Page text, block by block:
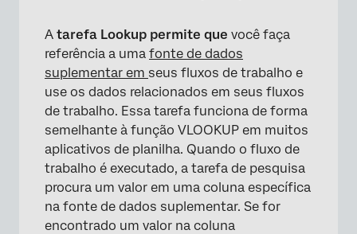
A tarefa Lookup permite que você faça
referência a uma fonte de dados
suplementar em seus fluxos de trabalho e
use os dados relacionados em seus fluxos
de trabalho. Essa tarefa funciona de forma
semelhante à função VLOOKUP em muitos
aplicativos de planilha. Quando o fluxo de
trabalho é executado, a tarefa de pesquisa
procura um valor em uma coluna específica
na fonte de dados suplementar. Se for
encontrado um valor na coluna